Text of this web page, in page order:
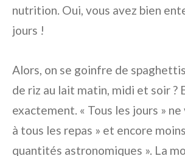
nutrition. Oui, vous avez bien
jours !
Alors, on se goinfre de
de riz au lait matin, midi et soir ?
exactement. « Tous les jours » ne
à tous les repas » et encore
quantités astronomiques ». La